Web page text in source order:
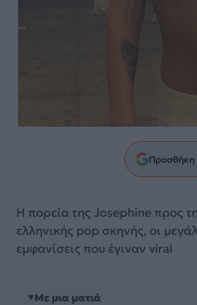
Προσθήκη
Η πορεία της Josephine προς
ελληνικής pop σκηνής, οι
εμφανίσεις που έγιναν viral
Με μια ματιά